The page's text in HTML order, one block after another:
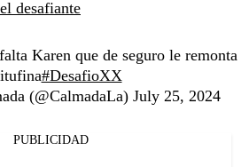
desafiante
Karen que de seguro le remonta
#DesafioXX
(@CalmadaLa) July 25, 2024
PUBLICIDAD